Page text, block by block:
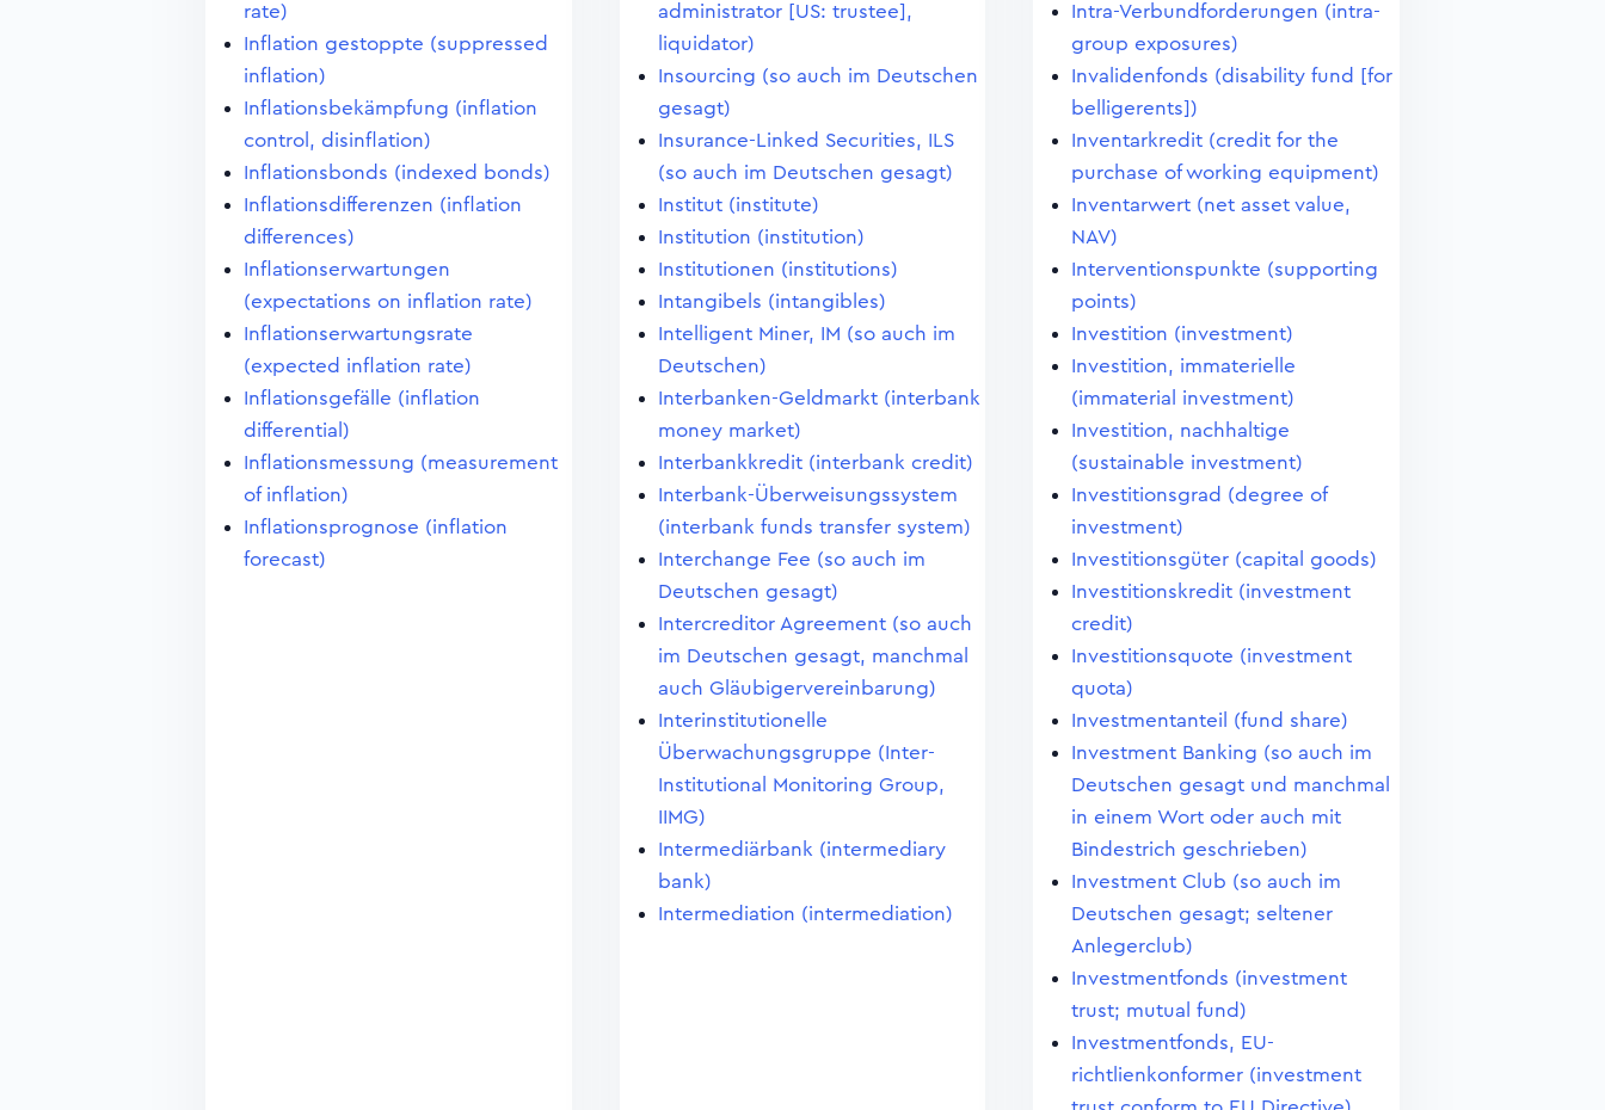
rate)
Inflation gestoppte (suppressed
inflation)
Inflationsbekämpfung (inflation
control, disinflation)
Inflationsbonds (indexed bonds)
Inflationsdifferenzen (inflation
differences)
Inflationserwartungen
(expectations on inflation rate)
Inflationserwartungsrate
(expected inflation rate)
Inflationsgefälle (inflation
differential)
Inflationsmessung (measurement
of inflation)
Inflationsprognose (inflation
forecast)
administrator [US: trustee],
liquidator)
Insourcing (so auch im Deutschen
gesagt)
Insurance-Linked Securities, ILS
(so auch im Deutschen gesagt)
Institut (institute)
Institution (institution)
Institutionen (institutions)
Intangibels (intangibles)
Intelligent Miner, IM (so auch im
Deutschen)
Interbanken-Geldmarkt (interbank
money market)
Interbankkredit (interbank credit)
Interbank-Überweisungssystem
(interbank funds transfer system)
Interchange Fee (so auch im
Deutschen gesagt)
Intercreditor Agreement (so auch
im Deutschen gesagt, manchmal
auch Gläubigervereinbarung)
Interinstitutionelle
Überwachungsgruppe (Inter-
Institutional Monitoring Group,
IIMG)
Intermediärbank (intermediary
bank)
Intermediation (intermediation)
Intra-Verbundforderungen (intra-
group exposures)
Invalidenfonds (disability fund [for
belligerents])
Inventarkredit (credit for the
purchase of working equipment)
Inventarwert (net asset value,
NAV)
Interventionspunkte (supporting
points)
Investition (investment)
Investition, immaterielle
(immaterial investment)
Investition, nachhaltige
(sustainable investment)
Investitionsgrad (degree of
investment)
Investitionsgüter (capital goods)
Investitionskredit (investment
credit)
Investitionsquote (investment
quota)
Investmentanteil (fund share)
Investment Banking (so auch im
Deutschen gesagt und manchmal
in einem Wort oder auch mit
Bindestrich geschrieben)
Investment Club (so auch im
Deutschen gesagt; seltener
Anlegerclub)
Investmentfonds (investment
trust; mutual fund)
Investmentfonds, EU-
richtlienkonformer (investment